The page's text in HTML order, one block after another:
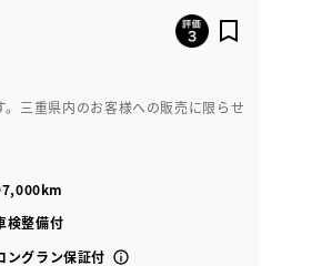
三重県内のお客様への販売に限らせ
検整備付
ングラン保証付